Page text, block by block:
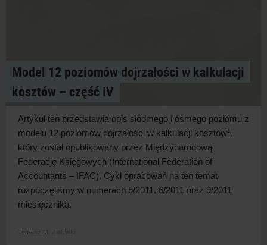
Model 12 poziomów dojrzałości w kalkulacji
kosztów – część IV
Artykuł ten przedstawia opis siódmego i ósmego poziomu z
modelu 12 poziomów dojrzałości w kalkulacji kosztów1,
który został opublikowany przez Międzynarodową
Federację Księgowych (International Federation of
Accountants – IFAC). Cykl opracowań na ten temat
rozpoczęliśmy w numerach 5/2011, 6/2011 oraz 9/2011
miesięcznika.